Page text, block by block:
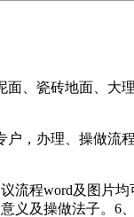
瓷砖地面、大
办理、操做流
程word及图片均
及操做法子。6